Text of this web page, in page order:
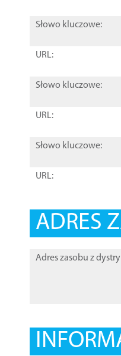
Słowo kluczowe:
URL:
Słowo kluczowe:
URL:
Słowo kluczowe:
URL:
ADRES
Adres zasobu z